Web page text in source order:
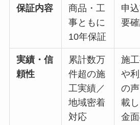
保証内容
商品・工
事ともに
10年保証
申
要
実績・信
頼性
累計数万
件超の施
工実績／
地域密着
対応
施
や
の
載
金